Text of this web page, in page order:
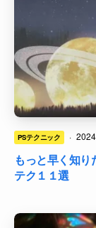
PSテクニック ·
もっと早く知
テク１１選